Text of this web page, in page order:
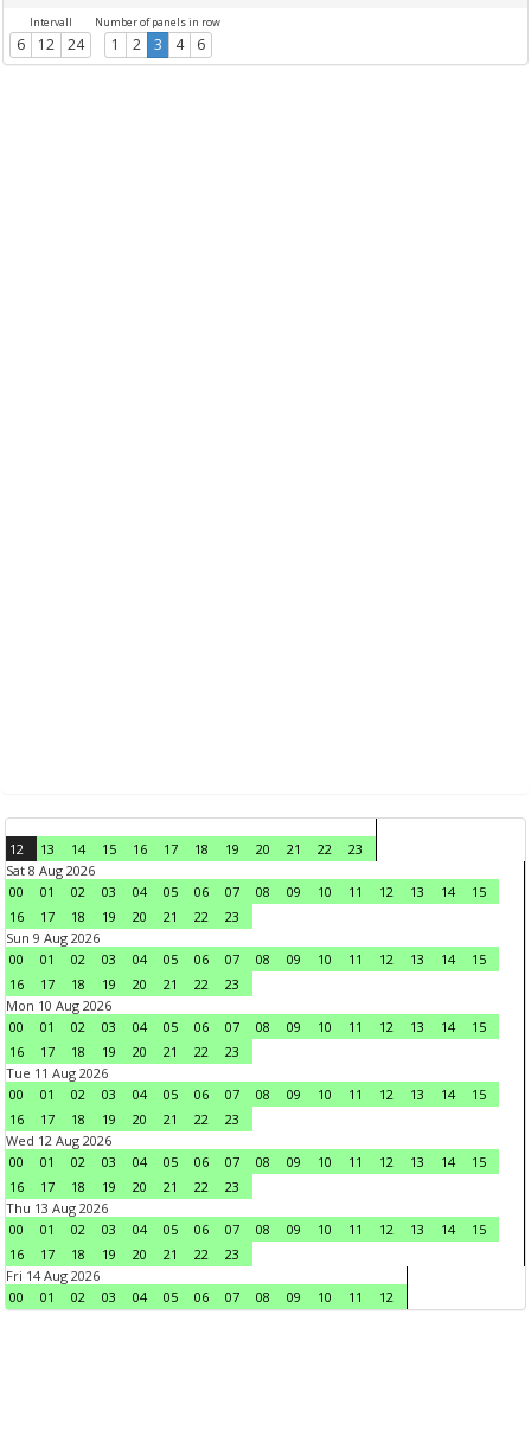
Intervall
6 12 24
Number of panels in row
1 2 3 4 6
12 13 14 15 16 17 18 19 20 21 22
23
Sat 8 Aug 2026
00
01 02 03 04 05 06 07 08 09 10 11 12 13 14
15
16
17 18 19 20 21 22
23
Sun 9 Aug 2026
00
01 02 03 04 05 06 07 08 09 10 11 12 13 14
15
16
17 18 19 20 21 22
23
Mon 10 Aug 2026
00
01 02 03 04 05 06 07 08 09 10 11 12 13 14
15
16
17 18 19 20 21 22
23
Tue 11 Aug 2026
00
01 02 03 04 05 06 07 08 09 10 11 12 13 14
15
16
17 18 19 20 21 22
23
Wed 12 Aug 2026
00
01 02 03 04 05 06 07 08 09 10 11 12 13 14
15
16
17 18 19 20 21 22
23
Thu 13 Aug 2026
00
01 02 03 04 05 06 07 08 09 10 11 12 13 14
15
16
17 18 19 20 21 22
23
Fri 14 Aug 2026
00
01 02 03 04 05 06 07 08 09 10 11 12